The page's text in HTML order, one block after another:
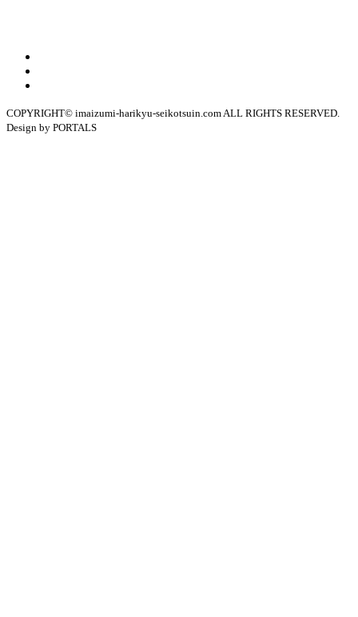
COPYRIGHT© imaizumi-harikyu-seikotsuin.com ALL RIGHTS RESERVED.
Design by PORTALS